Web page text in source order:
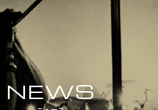
NEWS